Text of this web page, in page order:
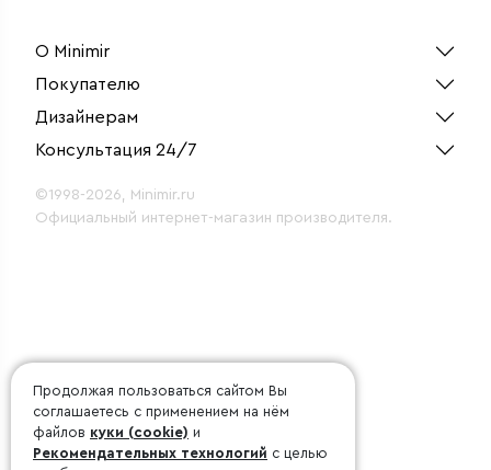
О Minimir
Покупателю
Дизайнерам
Консультация 24/7
©1998-2026, Minimir.ru
Официальный интернет-магазин производителя.
Продолжая пользоваться сайтом Вы
соглашаетесь с применением на нём
файлов куки (cookie) и
Рекомендательных технологий с целью